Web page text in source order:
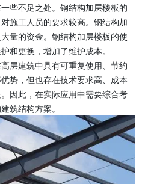
些不足之处。钢结构加层楼板的
施工人员的要求较高。钢结构加
量的资金。钢结构加层楼板的使
和更换，增加了维护成本。
层建筑中具有可重复使用、节约
势，但也存在技术要求高、成本
因此，在实际应用中需要综合考
筑结构方案。